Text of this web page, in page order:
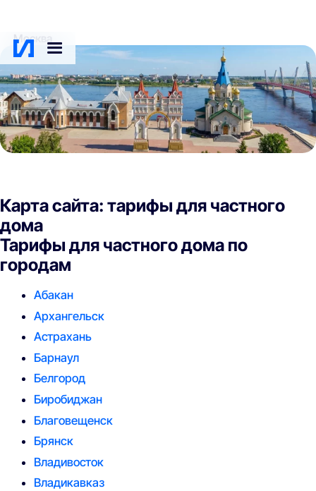
Москва
Карта сайта: тарифы для частного
дома
Тарифы для частного дома по
городам
Абакан
Архангельск
Астрахань
Барнаул
Белгород
Биробиджан
Благовещенск
Брянск
Владивосток
Владикавказ